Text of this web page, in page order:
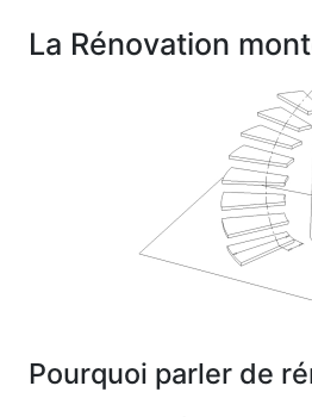
La Rénovation
Pourquoi parler de